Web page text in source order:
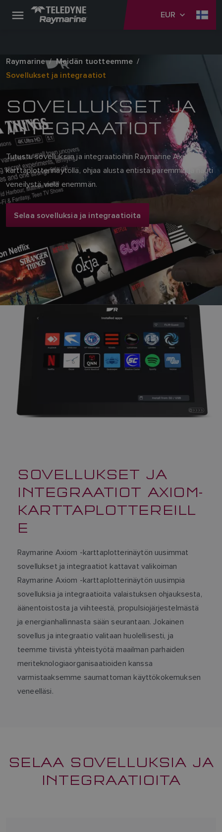
EUR
Raymarine
Meidän tuotteemme
Sovellukset ja integraatiot
SOVELLUKSET JA
INTEGRAATIOT
Tutustu sovelluksiin ja integraatioihin Raymarine Axiom -
karttaplotterinäytöllä, ohjaa alusta entistä paremmin ja nauti
veneilystä vielä enemmän.
Selaa sovelluksia ja integraatioita
SOVELLUKSET JA
INTEGRAATIOT AXIOM-
KARTTAPLOTTEREILL
E
Raymarine Axiom -karttaplotterinäytön uusimmat
sovellukset ja integraatiot kattavat valikoiman
Raymarine Axiom -karttaplotterinäytön uusimpia
sovelluksia ja integraatioita valaistuksen ohjauksesta,
äänentoistosta ja viihteestä, propulsiojärjestelmästä
ja energianhallinnasta sään seurantaan. Jokainen
sovellus ja integraatio valitaan huolellisesti, ja
teemme tiivistä yhteistyötä maailman parhaiden
meriteknologiaorganisaatioiden kanssa
varmistaaksemme saumattoman käyttökokemuksen
veneelläsi.
SELAA SOVELLUKSIA JA
INTEGRAATIOITA